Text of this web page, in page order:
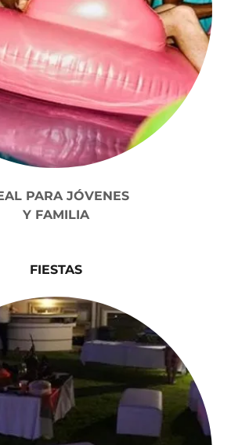
PARA JÓVENES
Y FAMILIA
FIESTAS